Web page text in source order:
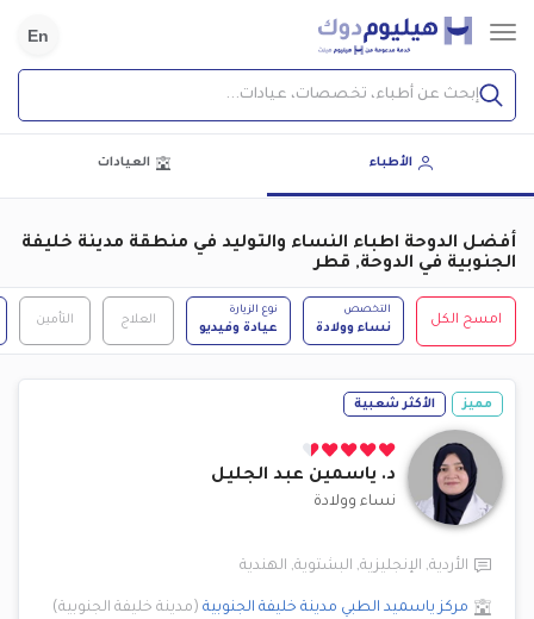
En
إبحث عن أطباء، تخصصات، عيادات...
الأطباء العيادات
أفضل الدوحة اطباء النساء والتوليد في منطقة مدينة خليفة
الجنوبية في الدوحة, قطر
امسح الكل
التخصص
نساء وولادة
نوع الزيارة
عيادة وفيديو
العلاج التأمين
مميز الأكثر شعبية
د. ياسمين عبد الجليل
نساء وولادة
الأردية, الإنجليزية, البشتوية, الهندية
مركز ياسميد الطبي مدينة خليفة الجنوبية (مدينة خليفة الجنوبية)